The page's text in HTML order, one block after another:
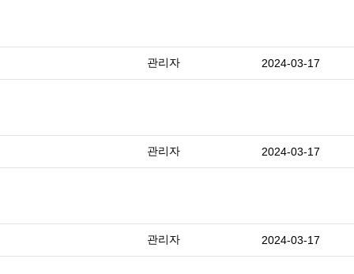
관리자 2024-03-17
관리자 2024-03-17
관리자 2024-03-17